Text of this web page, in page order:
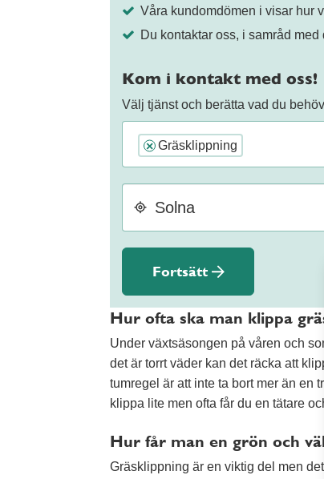
Våra kundomdömen i visar hur
Du kontaktar oss, i samråd
Kom i kontakt med oss!
Välj tjänst och berätta vad du
× Gräsklippning
Fortsätt
Hur ofta ska man klippa
Under växtsäsongen på våren och
det är torrt väder kan det räcka att
tumregel är att inte ta bort mer än en
klippa lite men ofta får du en tätare
Hur får man en grön och
Gräsklippning är en viktig del men